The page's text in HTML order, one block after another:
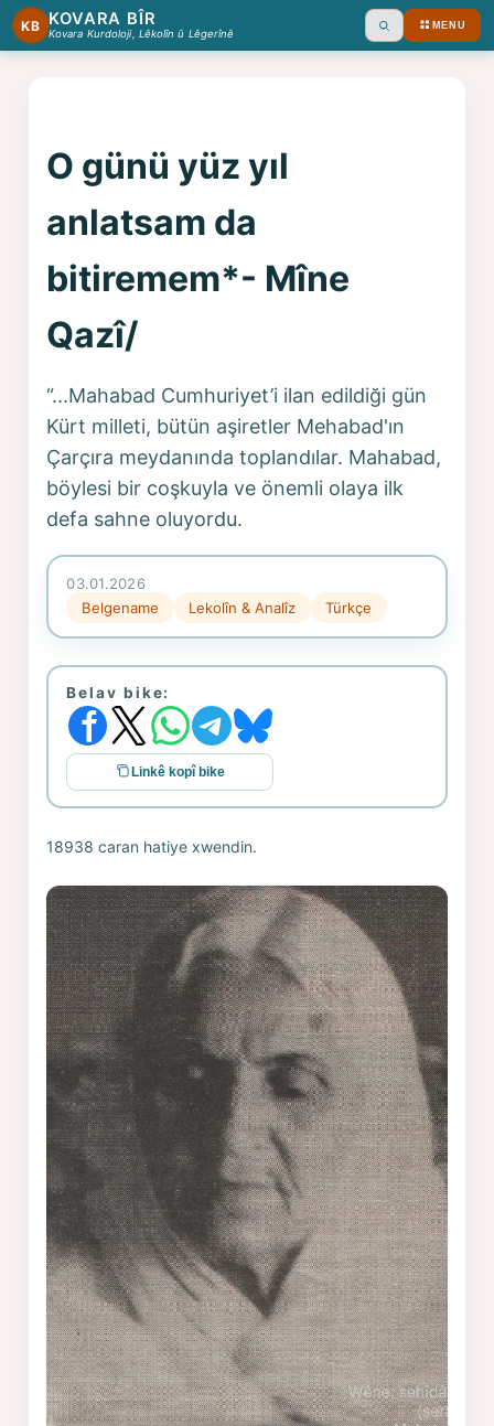
KB KOVARA BÎR
Kovara Kurdoloji, Lêkolîn û Lêgerînê Ara MENU
O günü yüz yıl
anlatsam da
bitiremem*- Mîne
Qazî/
“...Mahabad Cumhuriyet’i ilan edildiği gün
Kürt milleti, bütün aşiretler Mehabad'ın
Çarçıra meydanında toplandılar. Mahabad,
böylesi bir coşkuyla ve önemli olaya ilk
defa sahne oluyordu.
03.01.2026
Belgename
Lekolîn & Analîz Türkçe
Belav bike:
Linkê kopî bike
18938 caran hatiye xwendin.